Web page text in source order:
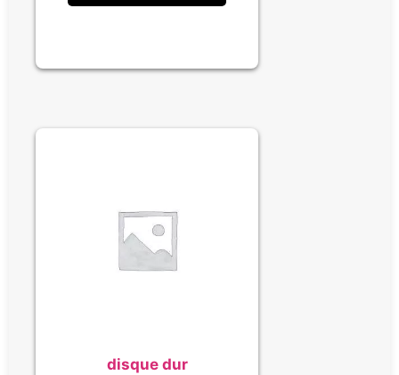
disque dur